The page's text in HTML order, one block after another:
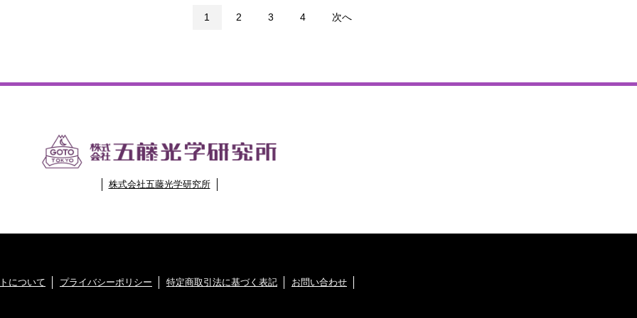
1 2 3 4 次へ
株式会社五藤光学研究所
について プライバシーポリシー 特定商取引法に基づく表記 お問い合わせ